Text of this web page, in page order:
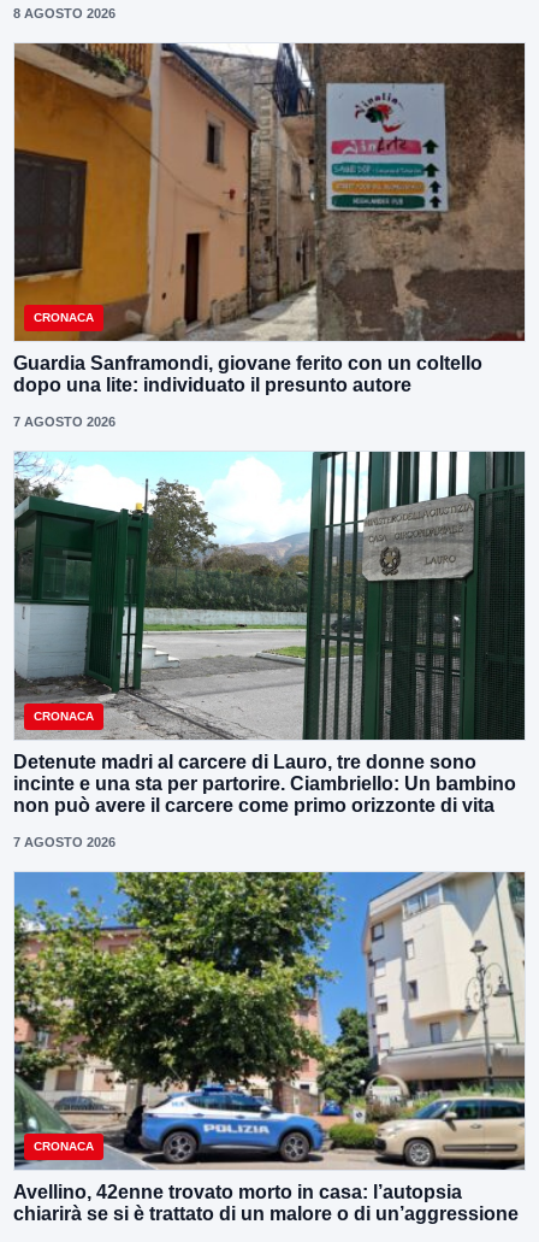
8 AGOSTO 2026
CRONACA
Guardia Sanframondi, giovane ferito con un coltello
dopo una lite: individuato il presunto autore
7 AGOSTO 2026
CRONACA
Detenute madri al carcere di Lauro, tre donne sono
incinte e una sta per partorire. Ciambriello: Un bambino
non può avere il carcere come primo orizzonte di vita
7 AGOSTO 2026
CRONACA
Avellino, 42enne trovato morto in casa: l’autopsia
chiarirà se si è trattato di un malore o di un’aggressione